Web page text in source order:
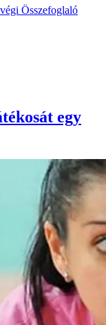
Összefoglaló
egy